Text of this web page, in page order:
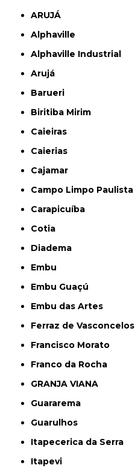
ARUJÁ
Alphaville
Alphaville Industrial
Arujá
Barueri
Biritiba Mirim
Caieiras
Caierias
Cajamar
Campo Limpo Paulista
Carapicuíba
Cotia
Diadema
Embu
Embu Guaçú
Embu das Artes
Ferraz de Vasconcelos
Francisco Morato
Franco da Rocha
GRANJA VIANA
Guararema
Guarulhos
Itapecerica da Serra
Itapevi